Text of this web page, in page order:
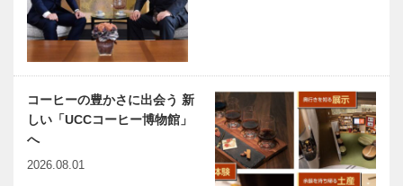
神社
コーヒーの豊かさに出会う 新
しい「UCCコーヒー博物館」
へ
2026.08.01